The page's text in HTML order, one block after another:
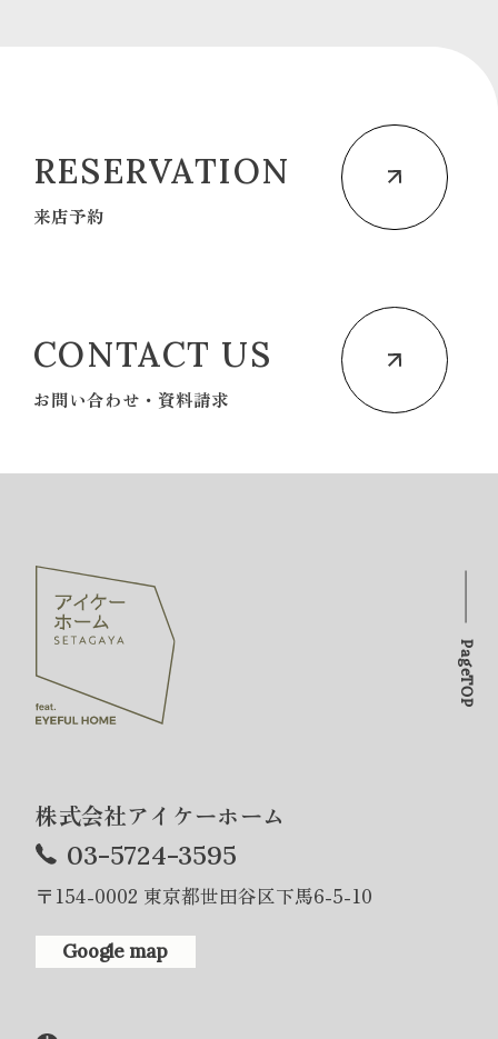
RESERVATION
来店予約
CONTACT US
お問い合わせ・資料請求
株式会社アイケーホーム
03-5724-3595
〒154-0002 東京都世田谷区下馬6-5-10
Google map
PageTOP